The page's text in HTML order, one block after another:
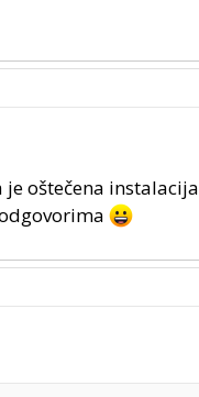
oštečena